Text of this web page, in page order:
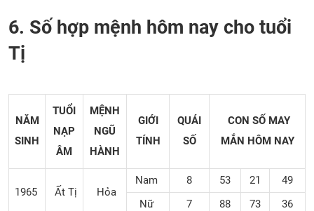
6. Số hợp mệnh hôm nay cho tuổi
Tị
NĂM
SINH
TUỔI
NẠP
ÂM
MỆNH
NGŨ
HÀNH
GIỚI
TÍNH
QUÁI
SỐ
CON SỐ MAY
MẮN HÔM NAY
1965 Ất Tị Hỏa
Nam 8 53 21
49
Nữ
7 88 73 36